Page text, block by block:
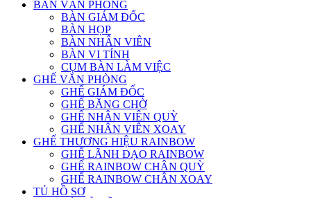
BÀN VĂN PHÒNG
BÀN GIÁM ĐỐC
BÀN HỌP
BÀN NHÂN VIÊN
BÀN VI TÍNH
CỤM BÀN LÀM VIỆC
GHẾ VĂN PHÒNG
GHẾ GIÁM ĐỐC
GHẾ BĂNG CHỜ
GHẾ NHÂN VIÊN QUỲ
GHẾ NHÂN VIÊN XOAY
GHẾ THƯƠNG HIỆU RAINBOW
GHẾ LÃNH ĐẠO RAINBOW
GHẾ RAINBOW CHÂN QUỲ
GHẾ RAINBOW CHÂN XOAY
TỦ HỒ SƠ